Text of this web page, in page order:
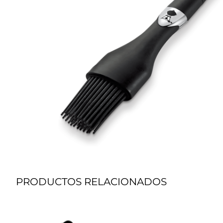
PRODUCTOS RELACIONADOS